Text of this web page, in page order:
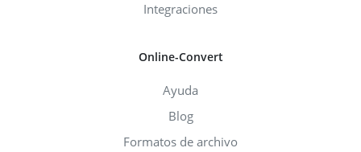
Integraciones
Online-Convert
Ayuda
Blog
Formatos de archivo